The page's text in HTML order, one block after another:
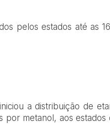
pelos estados até as
a distribuição de
metanol, aos estados